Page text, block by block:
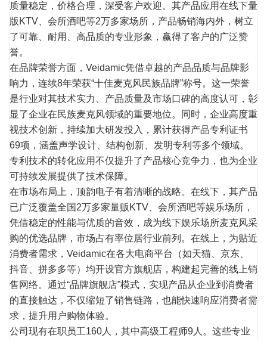
质量稳定，价格合理，深受客户欢迎。其产品应用在线下量
版KTV、会所酒吧等2万多家场所，产品畅销海内外，树立
了可靠、耐用、高品质的专业形象，赢得了客户的广泛赞
誉。
在品牌荣誉方面，Veidamic凭借卓越的产品品质与品牌影
响力，连续8年荣获“十佳麦克风民族品牌”称号。这一荣誉
是行业对其技术实力、产品质量及市场口碑的高度认可，彰
显了企业在民族麦克风领域的重要地位。同时，企业高度重
视技术创新，持续加大研发投入，累计获得产品专利证书
69项，涵盖声学设计 、结构创新、发明专利等多个领域。
专利技术的转化应用不仅提升了产品核心竞争力，也为企业
可持续发展提供了技术保障。
在市场布局上，顶韵电子有着清晰的战略。在线下，其产品
已广泛覆盖全国2万多家量贩KTV、会所酒吧等娱乐场所，
凭借稳定的性能与优质的音效，成为线下娱乐场所麦克风采
购的优选品牌，市场占有率位居行业前列。在线上，为贴近
消费者需求，Veidamic在各大电商平台（如天猫、京东、
抖音、拼多多等）均开设官方旗舰店，构建起完善的线上销
售网络。通过“品牌旗舰店”模式，实现产品从企业到消费者
的直接触达，不仅缩短了销售链路，也能快速响应消费者需
求，提升用户购物体验。
公司现有在职员工160人，其中高级工程师9人。这些专业